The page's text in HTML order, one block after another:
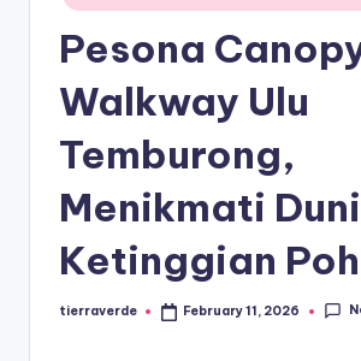
er
ul
diminati,
baik
dalam
negeri
maupun
mancanegara.
in
Pesona
Walkway Ulu
Temburong,
Menikmati
Ketinggian
Posted
tierraverde February 11, 2026